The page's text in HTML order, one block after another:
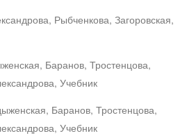
Рыбченкова, Загоровская,
Баранов, Тростенцова,
Учебник
Баранов, Тростенцова,
Учебник